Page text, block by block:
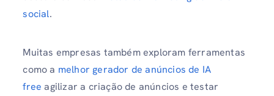
social.
Muitas empresas também exploram ferramentas
como a melhor gerador de anúncios de IA
free agilizar a criação de anúncios e testar